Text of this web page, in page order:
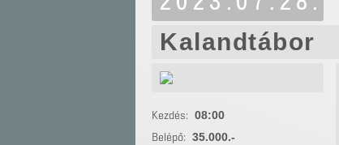
Kalandtábor
Kezdés: 08:00
Belépő: 35.000.-